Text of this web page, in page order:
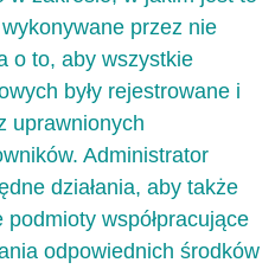
przez nie
o to, aby wszystkie
były rejestrowane i
uprawnionych
Administrator
działania, aby także
współpracujące
odpowiednich środków